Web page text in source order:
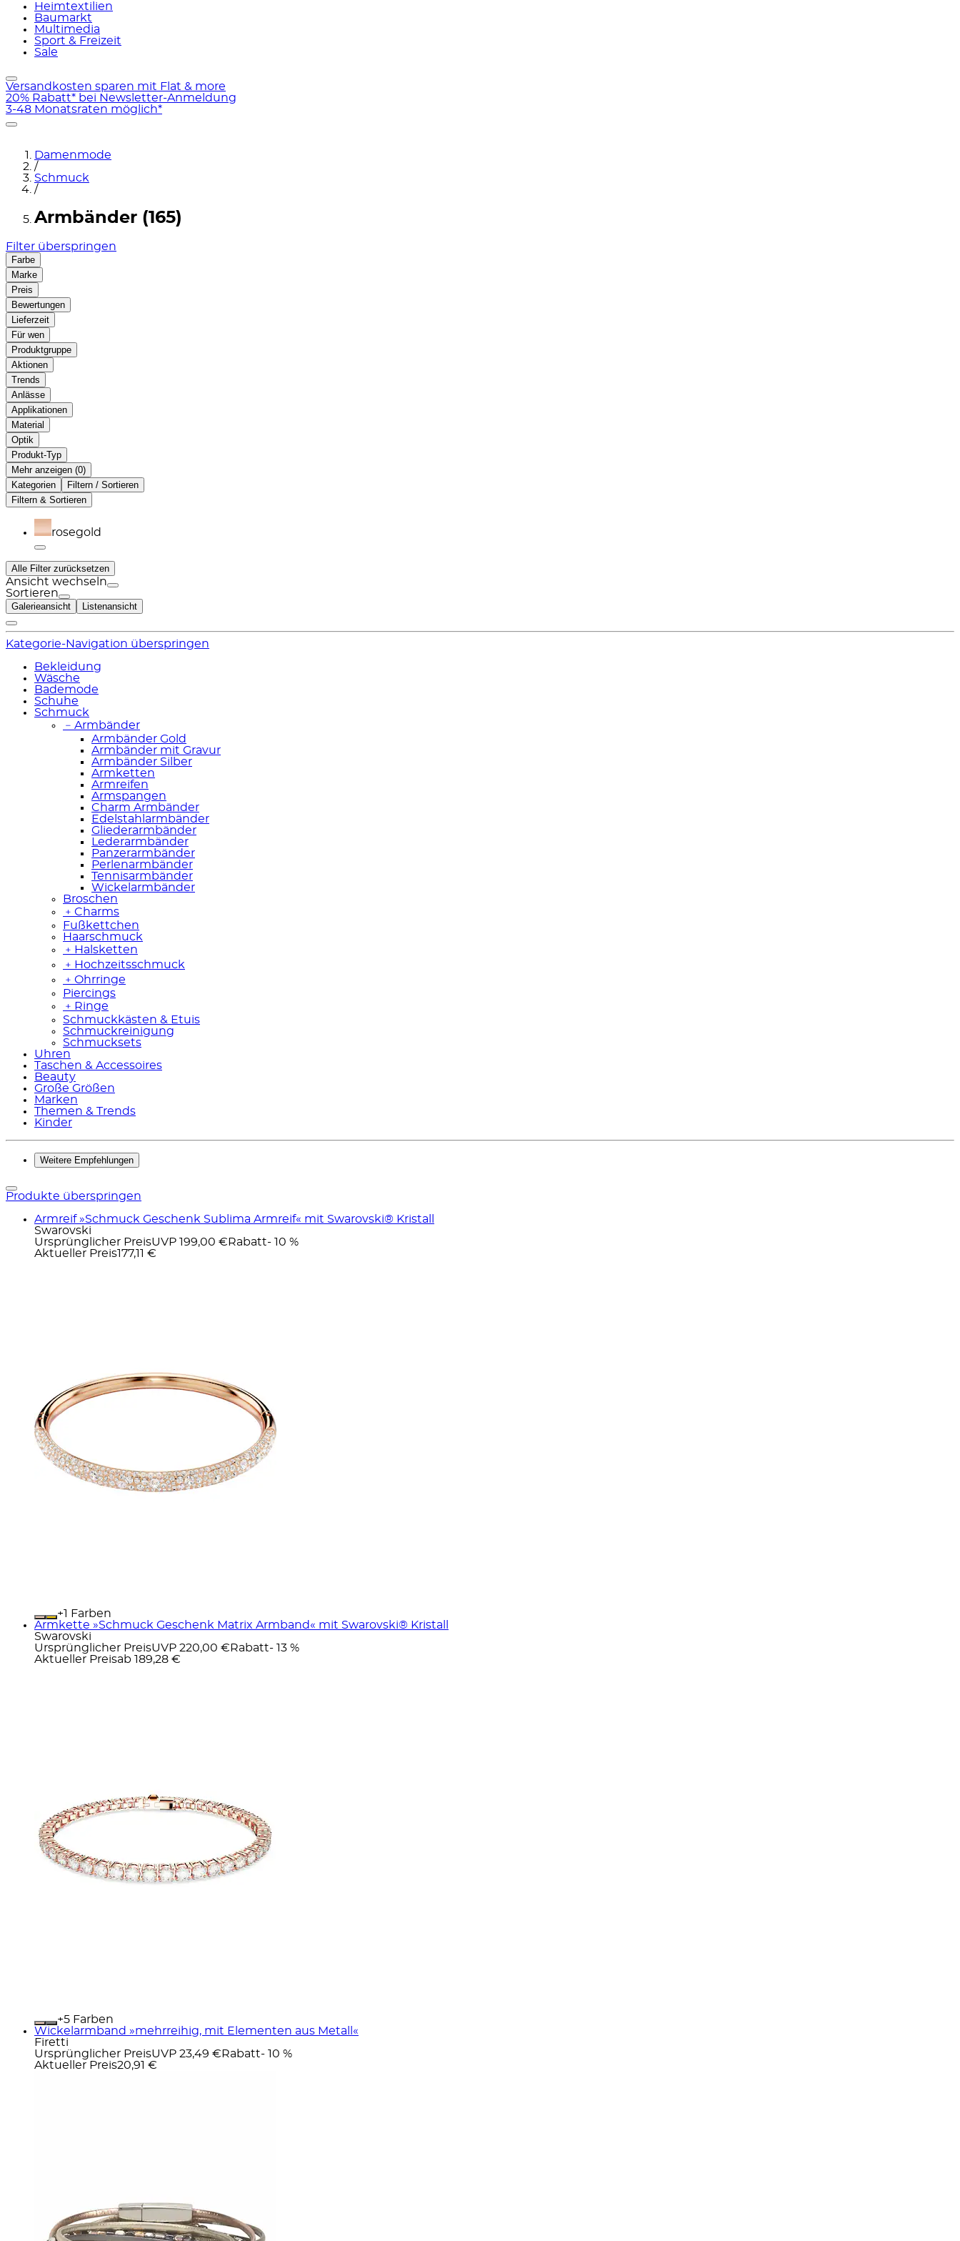
Heimtextilien
Baumarkt
Multimedia
Sport & Freizeit
Sale
Versandkosten sparen mit Flat & more
20% Rabatt* bei Newsletter-Anmeldung
3-48 Monatsraten möglich*
Damenmode
/
Schmuck
/
Armbänder (165)
Filter überspringen
Farbe
Marke
Preis
Bewertungen
Lieferzeit
Für wen
Produktgruppe
Aktionen
Trends
Anlässe
Applikationen
Material
Optik
Produkt-Typ
Mehr anzeigen ( )
Kategorien
Filtern / Sortieren
Filtern & Sortieren
rosegold
Alle Filter zurücksetzen
Ansicht wechseln
Sortieren
Galerieansicht Listenansicht
Kategorie-Navigation überspringen
Bekleidung
Wäsche
Bademode
Schuhe
Schmuck
﹣ Armbänder
Armbänder Gold
Armbänder mit Gravur
Armbänder Silber
Armketten
Armreifen
Armspangen
Charm Armbänder
Edelstahlarmbänder
Gliederarmbänder
Lederarmbänder
Panzerarmbänder
Perlenarmbänder
Tennisarmbänder
Wickelarmbänder
Broschen
﹢ Charms
Fußkettchen
Haarschmuck
﹢ Halsketten
﹢ Hochzeitsschmuck
﹢ Ohrringe
Piercings
﹢ Ringe
Schmuckkästen & Etuis
Schmuckreinigung
Schmucksets
Uhren
Taschen & Accessoires
Beauty
Große Größen
Marken
Themen & Trends
Kinder
Weitere Empfehlungen
Produkte überspringen
Armreif »Schmuck Geschenk Sublima Armreif« mit Swarovski® Kristall
Swarovski
Ursprünglicher PreisUVP 199,00 € Rabatt- 10 %
Aktueller Preis177,11 €
+
Farben
Armkette »Schmuck Geschenk Matrix Armband« mit Swarovski® Kristall
Swarovski
Ursprünglicher PreisUVP 220,00 € Rabatt- 13 %
Aktueller Preisab 189,28 €
+
Farben
Wickelarmband »mehrreihig, mit Elementen aus Metall«
Firetti
Ursprünglicher PreisUVP 23,49 € Rabatt- 10 %
Aktueller Preis20,91 €